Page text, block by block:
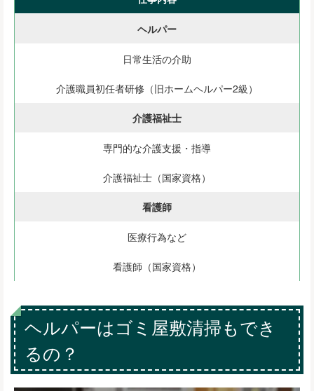
ヘルパー
日常生活の介助
介護職員初任者研修（旧ホームヘルパー2級）
介護福祉士
専門的な介護支援・指導
介護福祉士（国家資格）
看護師
医療行為など
看護師（国家資格）
ヘルパーはゴミ屋敷清掃もでき
るの？